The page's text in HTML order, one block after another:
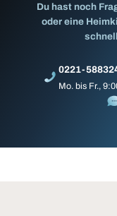
Du hast noch
oder eine
0221-
Mo. bis Fr.,